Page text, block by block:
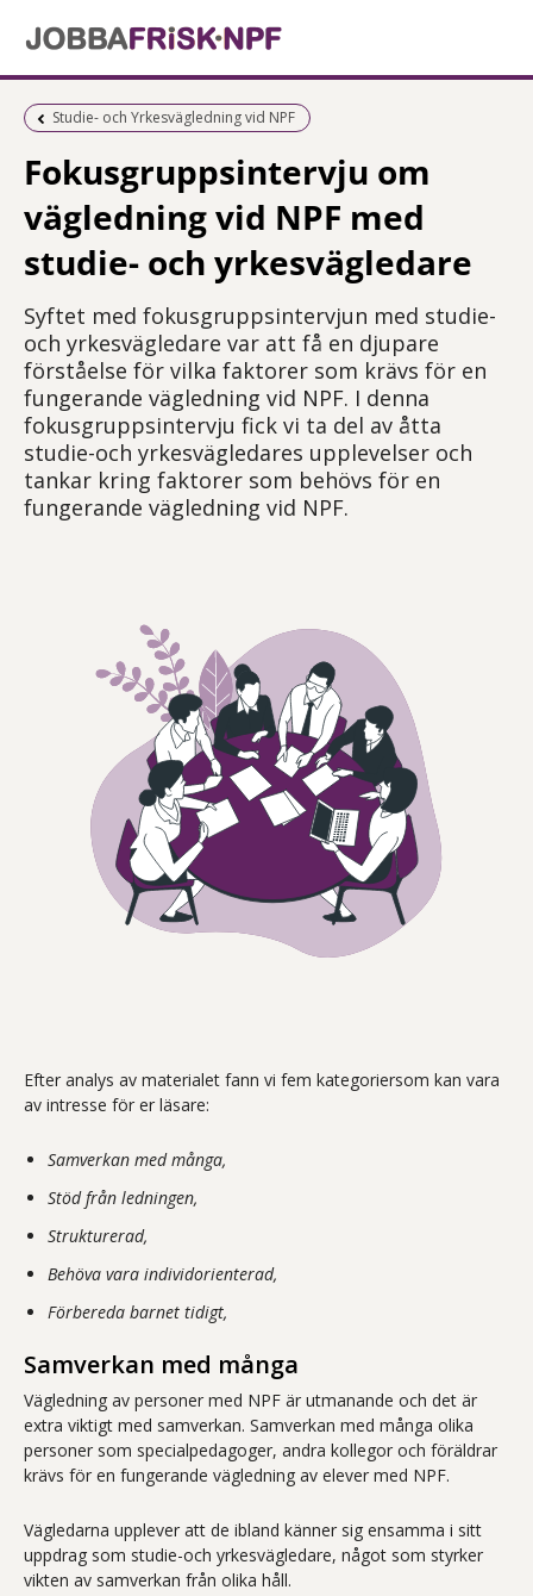
Föregående sida:
Studie- och Yrkesvägledning vid NPF
Fokusgruppsintervju om
vägledning vid NPF med
studie- och yrkesvägledare
Syftet med fokusgruppsintervjun med studie-
och yrkesvägledare var att få en djupare
förståelse för vilka faktorer som krävs för en
fungerande vägledning vid NPF. I denna
fokusgruppsintervju fick vi ta del av åtta
studie-och yrkesvägledares upplevelser och
tankar kring faktorer som behövs för en
fungerande vägledning vid NPF.
Efter analys av materialet fann vi fem kategoriersom kan vara
av intresse för er läsare:
Samverkan med många,
Stöd från ledningen,
Strukturerad,
Behöva vara individorienterad,
Förbereda barnet tidigt,
Samverkan med många
Vägledning av personer med NPF är utmanande och det är
extra viktigt med samverkan. Samverkan med många olika
personer som specialpedagoger, andra kollegor och föräldrar
krävs för en fungerande vägledning av elever med NPF.
Vägledarna upplever att de ibland känner sig ensamma i sitt
uppdrag som studie-och yrkesvägledare, något som styrker
vikten av samverkan från olika håll.